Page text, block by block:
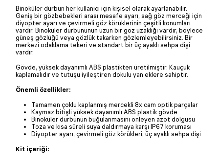
Binoküler dürbün her kullanıcı için kişisel olarak ayarlanabilir.
Geniş bir gözbebekleri arası mesafe ayarı, sağ göz merceği için
diyopter ayarı ve çevirmeli göz körüklerinin çeşitli konumları
vardır. Binoküler dürbününün uzun bir göz uzaklığı vardır, böylece
güneş gözlüğü veya gözlük takarken gözlemleyebilirsiniz. Bir
merkezi odaklama tekeri ve standart bir üç ayaklı sehpa dişi
vardır.
Gövde, yüksek dayanımlı ABS plastikten üretilmiştir. Kauçuk
kaplamalıdır ve tutuşu iyileştiren dokulu yan eklere sahiptir.
Önemli özellikler:
Tamamen çoklu kaplanmış mercekli 8x cam optik parçalar
Kaymaz bitişli yüksek dayanımlı ABS plastik gövde
Binoküler dürbünün buğulanmasını önleyen azot dolgusu
Toza ve kısa süreli suya daldırmaya karşı IP67 koruması
Diyopter ayarı, çevirmeli göz körükleri, üç ayaklı sehpa dişi
Kit içeriği: